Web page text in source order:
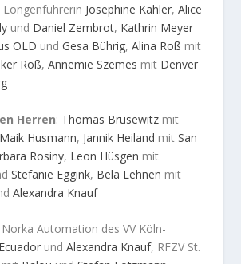
Longenführerin Josephine Kahler,Alice
und Daniel Zembrot, Kathrin Meyer
OLD undGesa Bührig,Alina Roß mit
Roß,Annemie Szemes mit Denver
Herren: Thomas Brüsewitz mit
Maik Husmann, Jannik Heiland mitSan
Rosiny, Leon Hüsgen mit
Stefanie Eggink, Bela Lehnen mit
Alexandra Knauf
Automation des VV Köln-
Ecuador undAlexandra Knauf, RFZV St.